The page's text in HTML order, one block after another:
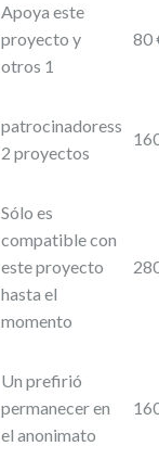
Apoya este
proyecto y
otros 1
80
patrocinadoress
2 proyectos
Sólo es
compatible con
este proyecto
hasta el
momento
Un prefirió
permanecer en
el anonimato